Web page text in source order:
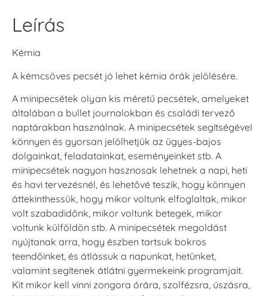
Leírás
Kémia
A kémcsöves pecsét jó lehet kémia órák jelölésére.
A minipecsétek olyan kis méretű pecsétek, amelyeket
általában a bullet journalokban és családi tervező
naptárakban használnak. A minipecsétek segítségével
könnyen és gyorsan jelölhetjük az ügyes-bajos
dolgainkat, feladatainkat, eseményeinket stb. A
minipecsétek nagyon hasznosak lehetnek a napi, heti
és havi tervezésnél, és lehetővé teszik, hogy könnyen
áttekinthessük, hogy mikor voltunk elfoglaltak, mikor
volt szabadidőnk, mikor voltunk betegek, mikor
voltunk külföldön stb. A minipecsétek megoldást
nyújtanak arra, hogy észben tartsuk bokros
teendőinket, és átlássuk a napunkat, hetünket,
valamint segítenek átlátni gyermekeink programjait.
Kit mikor kell vinni zongora órára, szolfézsra, úszásra,